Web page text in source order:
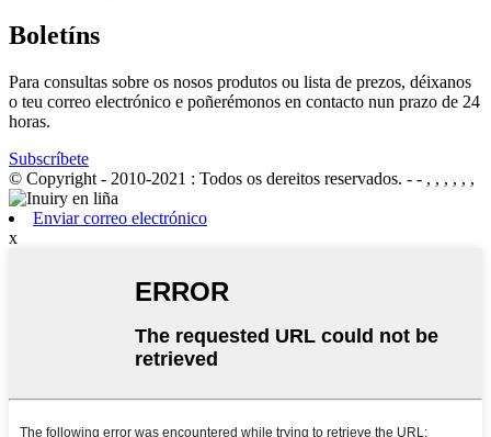
Boletíns
Para consultas sobre os nosos produtos ou lista de prezos, déixanos
o teu correo electrónico e poñerémonos en contacto nun prazo de 24
horas.
Subscríbete
© Copyright - 2010-2021 : Todos os dereitos reservados. - - , , , , , ,
Enviar correo electrónico
x